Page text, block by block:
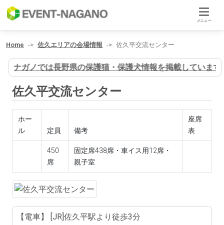
メニュー
Home 佐久エリアの会場情報 佐久平交流センター
ヌナガノでは長野県の保護猫・保護犬情報を掲載していま
佐久平交流センター
ホー
ル
定員 備考
座席
表
450
席
固定席438席・車イス用12席・
親子室
【電車】 [JR]佐久平駅より徒歩3分